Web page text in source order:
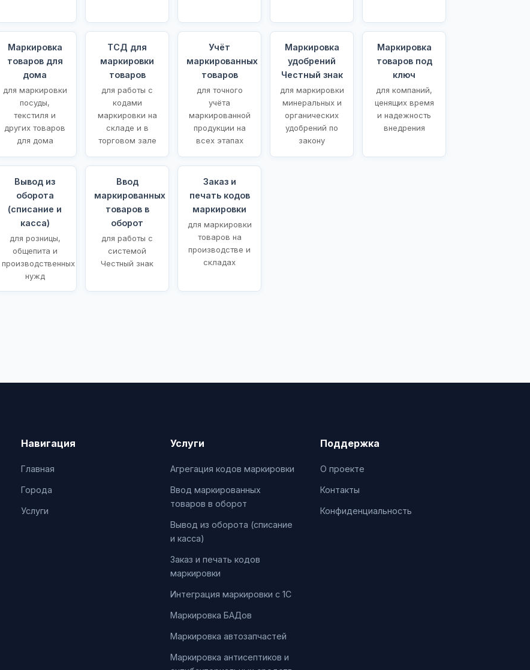
Маркировка
товаров для
дома
для маркировки
посуды,
текстиля и
других товаров
для дома
ТСД для
маркировки
товаров
для работы с
кодами
маркировки на
складе и в
торговом зале
Учёт
маркированных
товаров
для точного
учёта
маркированной
продукции на
всех этапах
Маркировка
удобрений
Честный знак
для маркировки
минеральных и
органических
удобрений по
закону
Маркировка
товаров под
ключ
для компаний,
ценящих время
и надежность
внедрения
Вывод из
оборота
(списание и
касса)
для розницы,
общепита и
производственных
нужд
Ввод
маркированных
товаров в
оборот
для работы с
системой
Честный знак
Заказ и
печать кодов
маркировки
для маркировки
товаров на
производстве и
складах
Навигация
Главная
Города
Услуги
Услуги
Агрегация кодов маркировки
Ввод маркированных
товаров в оборот
Вывод из оборота (списание
и касса)
Заказ и печать кодов
маркировки
Интеграция маркировки с 1С
Маркировка БАДов
Маркировка автозапчастей
Маркировка антисептиков и
Поддержка
О проекте
Контакты
Конфиденциальность